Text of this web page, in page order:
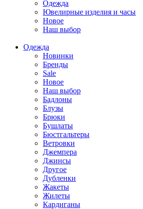
Одежда
Ювелирные изделия и часы
Новое
Наш выбор
Одежда
Новинки
Бренды
Sale
Новое
Наш выбор
Бадлоны
Блузы
Брюки
Бушлаты
Бюстгальтеры
Ветровки
Джемпера
Джинсы
Другое
Дубленки
Жакеты
Жилеты
Кардиганы